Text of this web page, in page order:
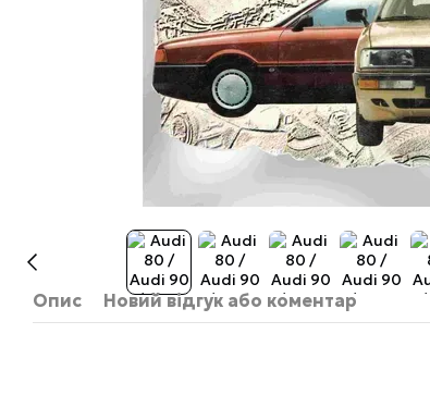
Опис Новий відгук або коментар